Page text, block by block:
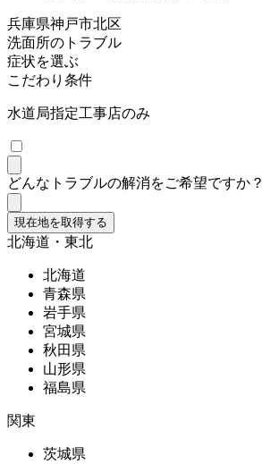
兵庫県神戸市北区
洗面所のトラブル
症状を選ぶ
こだわり条件
水道局指定工事店のみ
どんなトラブルの解消をご希望ですか？
現在地を取得する
北海道・東北
北海道
青森県
岩手県
宮城県
秋田県
山形県
福島県
関東
茨城県